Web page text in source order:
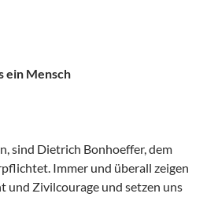
ein Mensch
sind Dietrich Bonhoeffer, dem
Immer und überall zeigen
und Zivilcourage und setzen uns